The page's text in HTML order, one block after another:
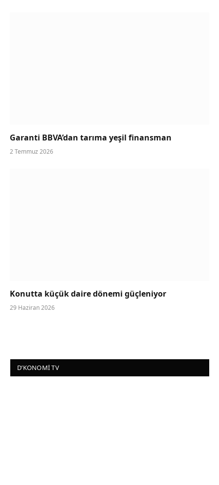
Garanti BBVA’dan tarıma yeşil finansman
2 Temmuz 2026
Konutta küçük daire dönemi güçleniyor
29 Haziran 2026
D’KONOMI TV